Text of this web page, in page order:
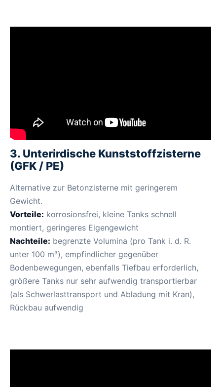
3. Unterirdische Kunststoffzisterne
(GFK / PE)
Alternative zur Betonzisterne mit geringerem
Gewicht.
Vorteile: korrosionsfrei, kleine Tanks schnell
montiert, geringeres Eigengewicht
Nachteile: begrenzte Volumina (pro Tank i. d. R.
unter 100 m³), empfindlicher gegenüber
Bodenbewegungen, ebenfalls Tiefbau erforderlich,
größere Tanks nur sehr aufwendig transportierbar
(als Schwerlasttransport und Abladung mit Kran),
Rückbau aufwendig